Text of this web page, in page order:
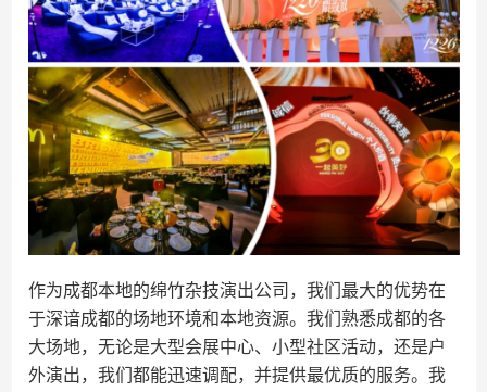
作为成都本地的绵竹杂技演出公司，我们最大的优势在
于深谙成都的场地环境和本地资源。我们熟悉成都的各
大场地，无论是大型会展中心、小型社区活动，还是户
外演出，我们都能迅速调配，并提供最优质的服务。我